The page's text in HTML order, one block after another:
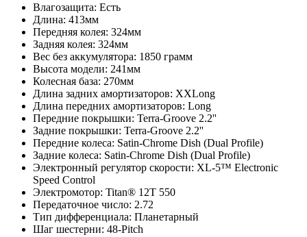
Влагозащита: Есть
Длина: 413мм
Передняя колея: 324мм
Задняя колея: 324мм
Вес без аккумулятора: 1850 грамм
Высота модели: 241мм
Колесная база: 270мм
Длина задних амортизаторов: XXLong
Длина передних амортизаторов: Long
Передние покрышки: Terra-Groove 2.2''
Задние покрышки: Terra-Groove 2.2''
Передние колеса: Satin-Chrome Dish (Dual Profile)
Задние колеса: Satin-Chrome Dish (Dual Profile)
Электронный регулятор скорости: XL-5™ Electronic
Speed Control
Электромотор: Titan® 12T 550
Передаточное число: 2.72
Тип дифференциала: Планетарный
Шаг шестерни: 48-Pitch